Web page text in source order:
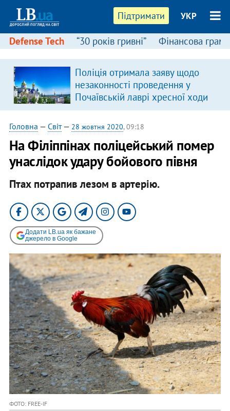
Підтримати УКР
Defense Tech “30 років гривні” Фінансова
Поліція отримала заяву щодо
незаконності проведення у
Почаївській лаврі хресної ходи
Головна — Світ— 28 жовтня 2020, 09:18
На Філіппінах поліцейський помер
унаслідок удару бойового півня
Птах потрапив лезом в артерію.
Додати LB.ua як бажане
джерело в Google
ФОТО: FREE-IF